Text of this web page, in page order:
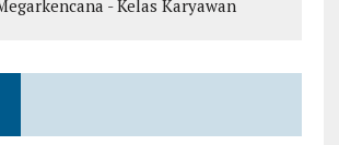
- Kelas Karyawan